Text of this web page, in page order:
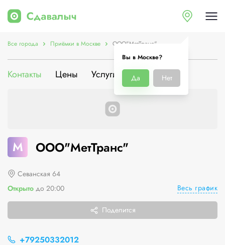
Вы в Москве?
Да Нет
Все города Приёмки в Москве ООО"МетТранс"
Контакты Цены Услуги О компании
М ООО"МетТранс"
Севанская 64
Открыто до 20:00 Весь график
Поделится
+79250332012